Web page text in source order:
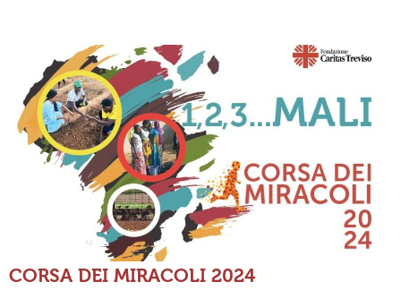
CORSA DEI MIRACOLI 2024